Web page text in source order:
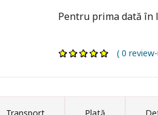
Pentru prima dată în
( 0